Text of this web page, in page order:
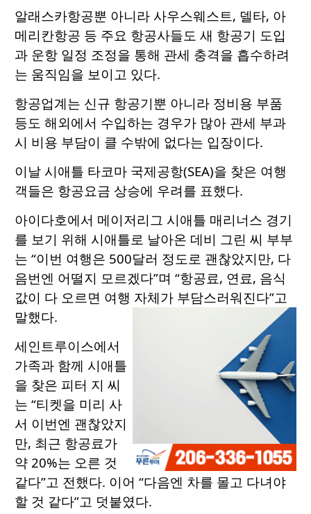
알래스카항공뿐 아니라 사우스웨스트, 델타, 아
메리칸항공 등 주요 항공사들도 새 항공기 도입
과 운항 일정 조정을 통해 관세 충격을 흡수하려
는 움직임을 보이고 있다.
항공업계는 신규 항공기뿐 아니라 정비용 부품
등도 해외에서 수입하는 경우가 많아 관세 부과
시 비용 부담이 클 수밖에 없다는 입장이다.
이날 시애틀 타코마 국제공항(SEA)을 찾은 여행
객들은 항공요금 상승에 우려를 표했다.
아이다호에서 메이저리그 시애틀 매리너스 경기
를 보기 위해 시애틀로 날아온 데비 그린 씨 부부
는 “이번 여행은 500달러 정도로 괜찮았지만, 다
음번엔 어떨지 모르겠다”며 “항공료, 연료, 음식
값이 다 오르면 여행 자체가 부담스러워진다”고
말했다.
세인트루이스에서
가족과 함께 시애틀
을 찾은 피터 지 씨
는 “티켓을 미리 사
서 이번엔 괜찮았지
만, 최근 항공료가
약 20%는 오른 것
같다”고 전했다. 이어 “다음엔 차를 몰고 다녀야
할 것 같다”고 덧붙였다.